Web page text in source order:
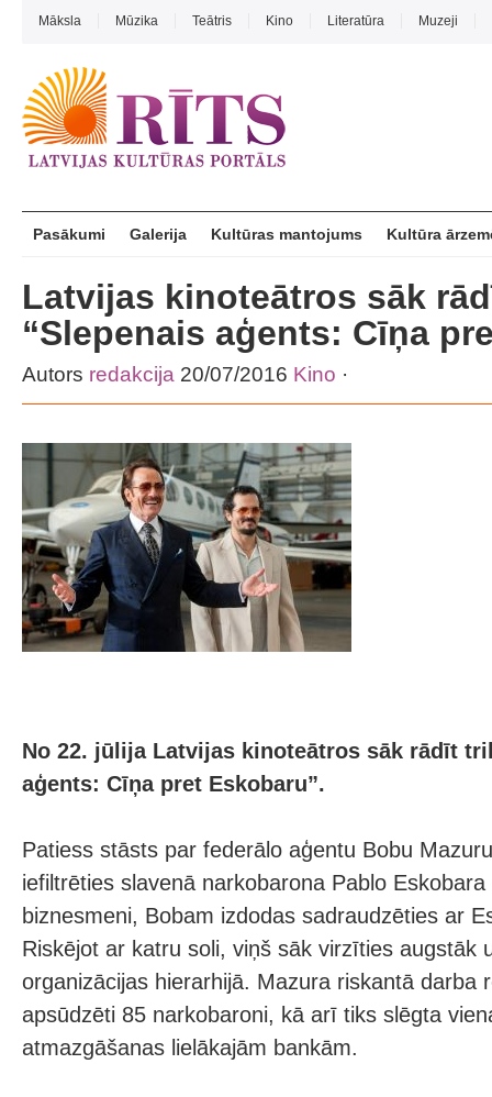
Māksla Mūzika Teātris Kino Literatūra Muzeji
Pasākumi Galerija Kultūras mantojums Kultūra
Latvijas kinoteātros sāk
“Slepenais aģents: Cīņa
Autors redakcija 20/07/2016 Kino ·
No 22. jūlija Latvijas kinoteātros sāk rādīt
aģents: Cīņa pret Eskobaru”.
Patiess stāsts par federālo aģentu Bobu
iefiltrēties slavenā narkobarona Pablo
biznesmeni, Bobam izdodas sadraudzēties ar
Riskējot ar katru soli, viņš sāk virzīties augstāk
organizācijas hierarhijā. Mazura riskantā darba
apsūdzēti 85 narkobaroni, kā arī tiks slēgta
atmazgāšanas lielākajām bankām.